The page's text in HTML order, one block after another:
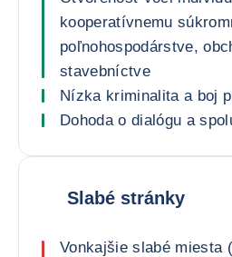
kooperatívnemu
poľnohospodárstve,
stavebníctve
Nízka kriminalita a boj
Dohoda o dialógu a
Slabé stránky
Vonkajšie slabé miesta